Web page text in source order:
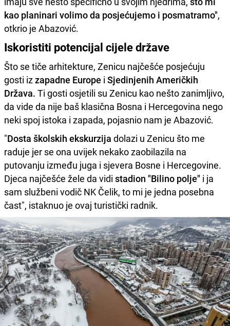
kao planinari volimo da posjećujemo i posmatramo",
otkrio je Abazović.
Iskoristiti potencijal cijele države
Što se tiče arhitekture, Zenicu najčešće posjećuju
gosti izzapadne Europe i Sjedinjenih Američkih
Država. Ti gosti osjetili su Zenicu kao nešto zanimljivo,
da vide da nije baš klasična Bosna i Hercegovina nego
neki spoj istoka i zapada, pojasnio nam je Abazović.
"Dosta školskih ekskurzija dolazi u Zenicu što me
raduje jer se ona uvijek nekako zaobilazila na
putovanju između juga i sjevera Bosne i Hercegovine.
Djeca najčešće žele da vidi stadion "Bilino polje" i ja
sam službeni vodič NK Čelik, to mi je jedna posebna
čast", istaknuo je ovaj turistički radnik.